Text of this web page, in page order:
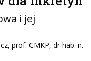
i jej
prof. CMKP, dr hab. n.